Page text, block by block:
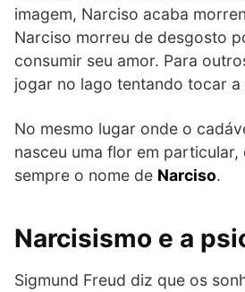
imagem, Narciso acaba
Narciso morreu de desgosto
consumir seu amor. Para
jogar no lago tentando tocar a
No mesmo lugar onde o
nasceu uma flor em particular,
sempre o nome de Narciso.
Narcisismo e a
Sigmund Freud diz que os